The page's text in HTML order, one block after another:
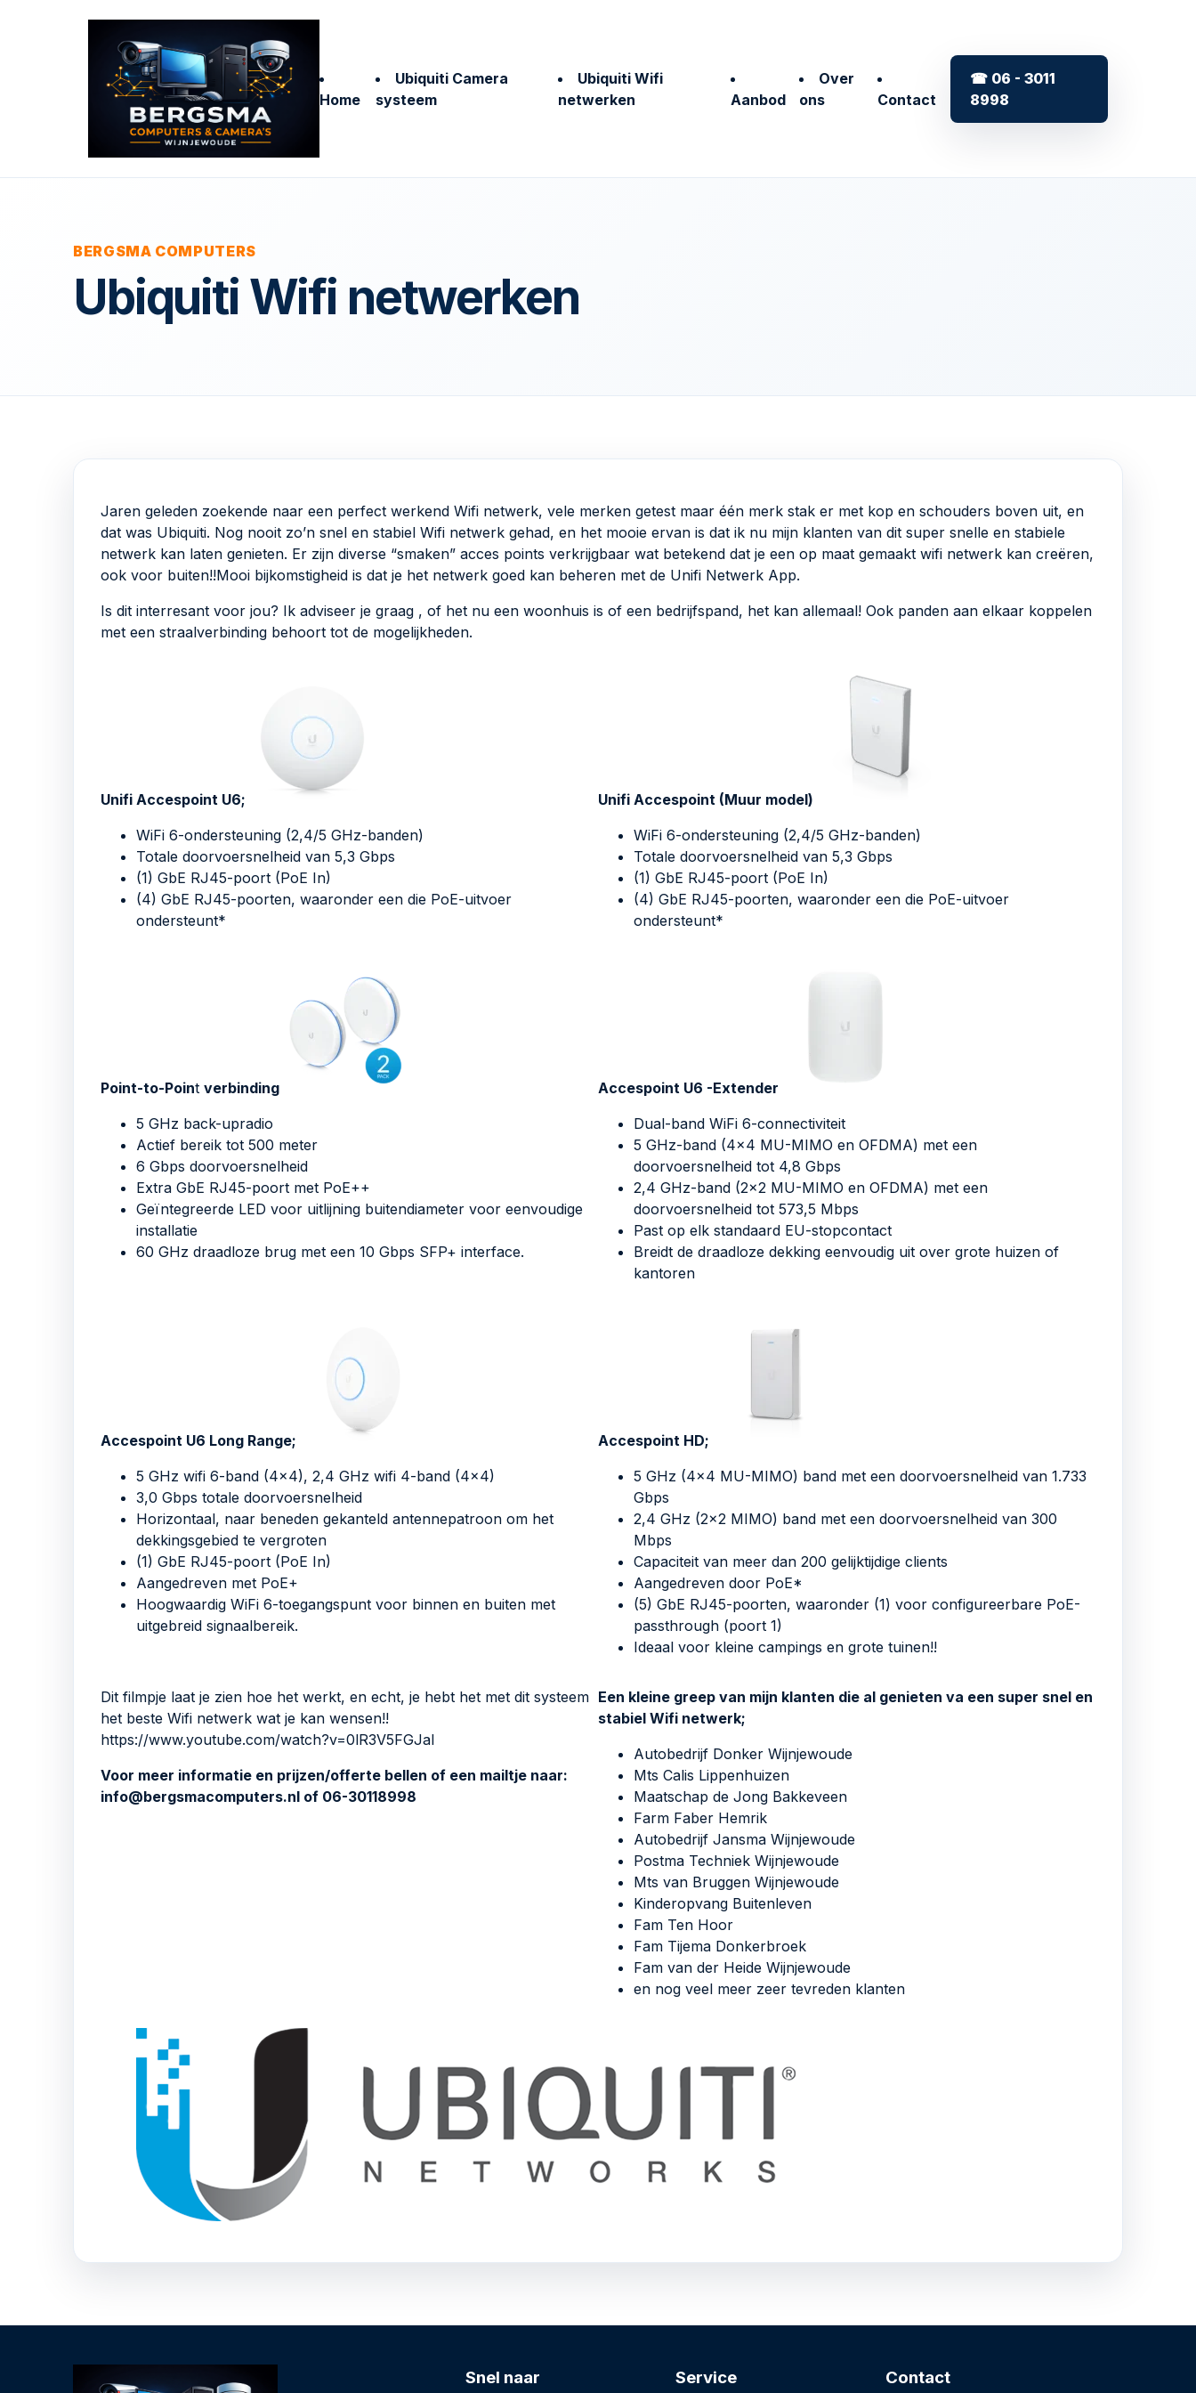
Home
Ubiquiti Camera
systeem
Ubiquiti Wifi
netwerken
Aanbod
Over
ons
Contact
☎ 06 - 3011
8998
BERGSMA COMPUTERS
Ubiquiti Wifi netwerken
Jaren geleden zoekende naar een perfect werkend Wifi netwerk, vele merken getest maar één merk stak er met kop en schouders boven uit, en
dat was Ubiquiti. Nog nooit zo’n snel en stabiel Wifi netwerk gehad, en het mooie ervan is dat ik nu mijn klanten van dit super snelle en stabiele
netwerk kan laten genieten. Er zijn diverse “smaken” acces points verkrijgbaar wat betekend dat je een op maat gemaakt wifi netwerk kan creëren,
ook voor buiten!!Mooi bijkomstigheid is dat je het netwerk goed kan beheren met de Unifi Netwerk App.
Is dit interresant voor jou? Ik adviseer je graag , of het nu een woonhuis is of een bedrijfspand, het kan allemaal! Ook panden aan elkaar koppelen
met een straalverbinding behoort tot de mogelijkheden.
Unifi Accespoint U6;
WiFi 6-ondersteuning (2,4/5 GHz-banden)
Totale doorvoersnelheid van 5,3 Gbps
(1) GbE RJ45-poort (PoE In)
(4) GbE RJ45-poorten, waaronder een die PoE-uitvoer
ondersteunt*
Unifi Accespoint (Muur model)
WiFi 6-ondersteuning (2,4/5 GHz-banden)
Totale doorvoersnelheid van 5,3 Gbps
(1) GbE RJ45-poort (PoE In)
(4) GbE RJ45-poorten, waaronder een die PoE-uitvoer
ondersteunt*
Point-to-Point verbinding
5 GHz back-upradio
Actief bereik tot 500 meter
6 Gbps doorvoersnelheid
Extra GbE RJ45-poort met PoE++
Geïntegreerde LED voor uitlijning buitendiameter voor eenvoudige
installatie
60 GHz draadloze brug met een 10 Gbps SFP+ interface.
Accespoint U6 -Extender
Dual-band WiFi 6-connectiviteit
5 GHz-band (4×4 MU-MIMO en OFDMA) met een
doorvoersnelheid tot 4,8 Gbps
2,4 GHz-band (2×2 MU-MIMO en OFDMA) met een
doorvoersnelheid tot 573,5 Mbps
Past op elk standaard EU-stopcontact
Breidt de draadloze dekking eenvoudig uit over grote huizen of
kantoren
Accespoint U6 Long Range;
5 GHz wifi 6-band (4×4), 2,4 GHz wifi 4-band (4×4)
3,0 Gbps totale doorvoersnelheid
Horizontaal, naar beneden gekanteld antennepatroon om het
dekkingsgebied te vergroten
(1) GbE RJ45-poort (PoE In)
Aangedreven met PoE+
Hoogwaardig WiFi 6-toegangspunt voor binnen en buiten met
uitgebreid signaalbereik.
Accespoint HD;
5 GHz (4×4 MU-MIMO) band met een doorvoersnelheid van 1.733
Gbps
2,4 GHz (2×2 MIMO) band met een doorvoersnelheid van 300
Mbps
Capaciteit van meer dan 200 gelijktijdige clients
Aangedreven door PoE*
(5) GbE RJ45-poorten, waaronder (1) voor configureerbare PoE-
passthrough (poort 1)
Ideaal voor kleine campings en grote tuinen!!
Dit filmpje laat je zien hoe het werkt, en echt, je hebt het met dit systeem
het beste Wifi netwerk wat je kan wensen!!
https://www.youtube.com/watch?v=0lR3V5FGJaI
Voor meer informatie en prijzen/offerte bellen of een mailtje naar:
info@bergsmacomputers.nl of 06-30118998
Een kleine greep van mijn klanten die al genieten va een super snel en
stabiel Wifi netwerk;
Autobedrijf Donker Wijnjewoude
Mts Calis Lippenhuizen
Maatschap de Jong Bakkeveen
Farm Faber Hemrik
Autobedrijf Jansma Wijnjewoude
Postma Techniek Wijnjewoude
Mts van Bruggen Wijnjewoude
Kinderopvang Buitenleven
Fam Ten Hoor
Fam Tijema Donkerbroek
Fam van der Heide Wijnjewoude
en nog veel meer zeer tevreden klanten
Snel naar Service Contact